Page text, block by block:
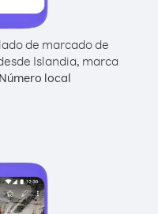
de marcado de
Islandia, marca
Número local